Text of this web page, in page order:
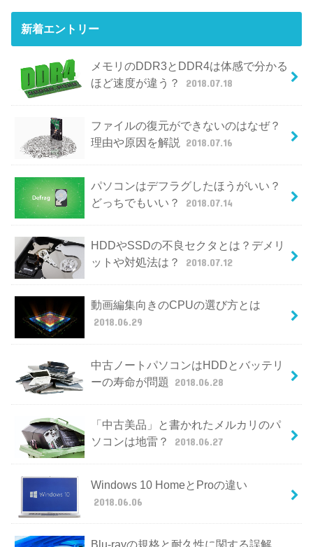
新着エントリー
メモリのDDR3とDDR4は体感で分かる
ほど速度が違う？
2018.07.18
ファイルの復元ができないのはなぜ？
理由や原因を解説
2018.07.16
パソコンはデフラグしたほうがいい？
どっちでもいい？
2018.07.14
HDDやSSDの不良セクタとは？デメリ
ットや対処法は？
2018.07.12
動画編集向きのCPUの選び方とは
2018.06.29
中古ノートパソコンはHDDとバッテリ
ーの寿命が問題
2018.06.28
「中古美品」と書かれたメルカリのパ
ソコンは地雷？
2018.06.27
Windows 10 HomeとProの違い
2018.06.06
Blu-rayの規格と耐久性に関する誤解